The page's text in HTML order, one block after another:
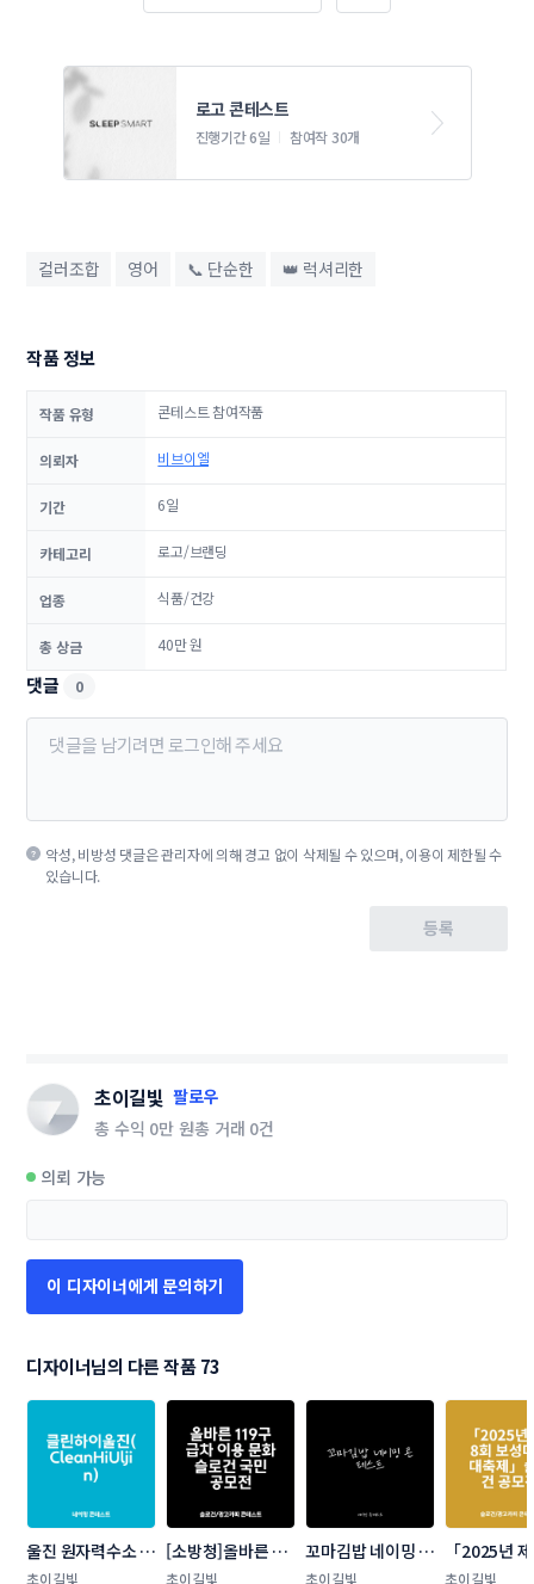
로고 콘테스트
진행기간 6일 참여작 30개
컬러조합 영어 📞 단순한 👑 럭셔리한
작품 정보
작품 유형 콘테스트 참여작품
의뢰자 비브이엘
기간 6일
카테고리 로고/브랜딩
업종 식품/건강
총 상금 40만 원
댓글 0
악성, 비방성 댓글은 관리자에 의해 경고 없이 삭제될 수 있으며, 이용이 제한될 수
있습니다.
등록
초이길빛 팔로우
총 수익 0만 원총 거래 0건
의뢰 가능
이 디자이너에게 문의하기
디자이너님의 다른 작품 73
울진 원자력수소 국
가산업단지 네이밍
초이길빛
[소방청]올바른
119구급차 이용 문
초이길빛
꼬마김밥 네이밍 콘
테스트
초이길빛
「2025년
보성다향대
초이길빛